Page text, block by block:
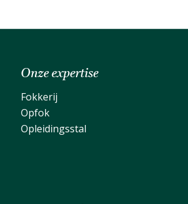
Onze expertise
Fokkerij
Opfok
Opleidingsstal